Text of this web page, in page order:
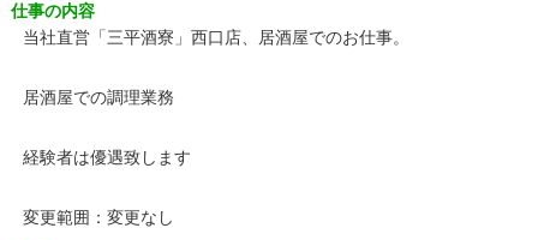
仕事の内容
当社直営「三平酒寮」西口店、居酒屋でのお仕事。
居酒屋での調理業務
経験者は優遇致します
変更範囲：変更なし